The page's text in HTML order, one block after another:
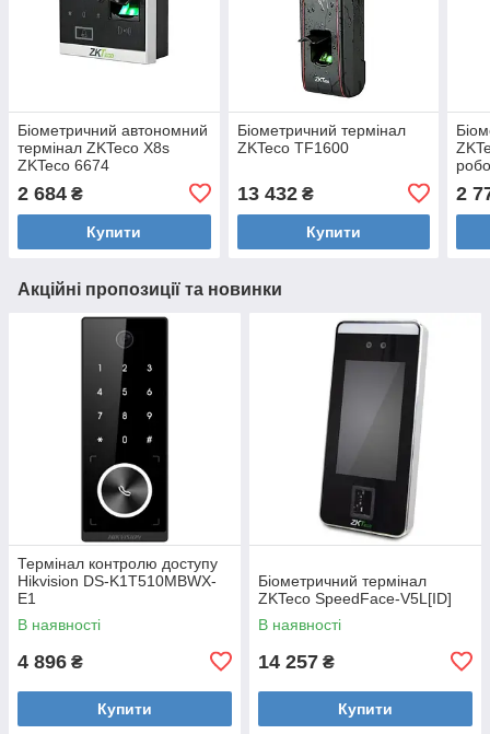
Біометричний автономний
термінал ZKTeco X8s
ZKTeco 6674
2 684 ₴
Купити
Біометричний термінал
ZKTeco TF1600
13 432₴
Купити
2
Акційні пропозиції та новинки
Термінал контролю доступу
Hikvision DS-K1T510MBWX-
E1
В наявності
4 896 ₴
Купити
Біометричний термінал
ZKTeco SpeedFace-V5L[ID]
В наявності
14 257 ₴
Купити